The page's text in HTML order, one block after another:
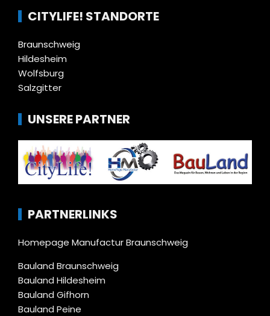
CITYLIFE! STANDORTE
Braunschweig
Hildesheim
Wolfsburg
Salzgitter
UNSERE PARTNER
PARTNERLINKS
Homepage Manufactur Braunschweig
Bauland Braunschweig
Bauland Hildesheim
Bauland Gifhorn
Bauland Peine